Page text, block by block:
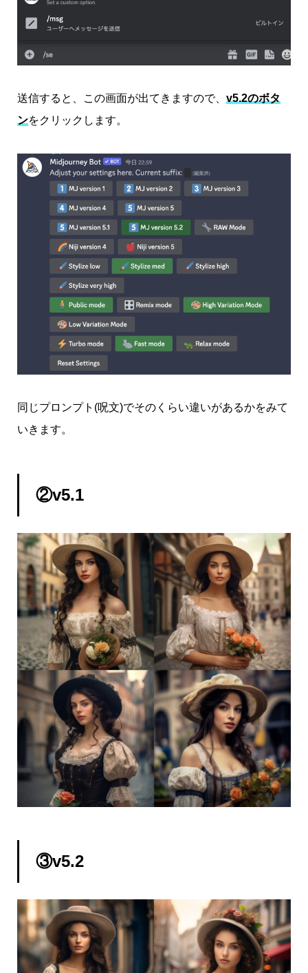
送信すると、この画面が出てきますので、 v5.2のボタ
ンをクリックします。
同じプロンプト(呪文)でそのくらい違いがあるかをみて
いきます。
②v5.1
③v5.2